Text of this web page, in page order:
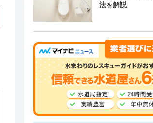
クチコミ
ー
ー
法を解説